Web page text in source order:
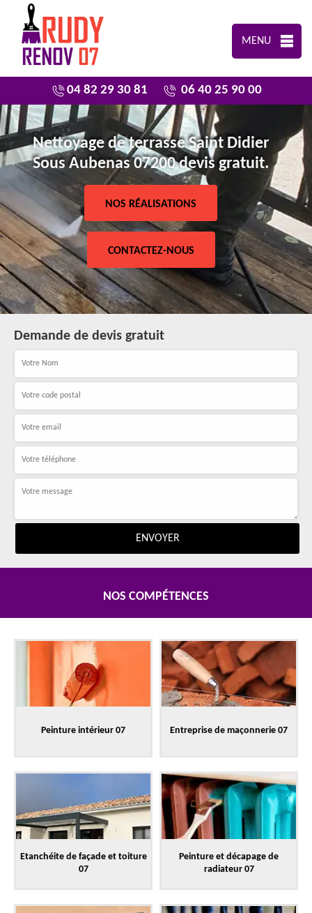
MENU
04 82 29 30 81 06 40 25 90 00
Nettoyage de terrasse Saint Didier
Sous Aubenas 07200 devis gratuit.
NOS RÉALISATIONS
CONTACTEZ-NOUS
Demande de devis gratuit
NOS COMPÉTENCES
Peinture intérieur 07 Entreprise de maçonnerie 07
Etanchéite de façade et toiture
07
Peinture et décapage de
radiateur 07